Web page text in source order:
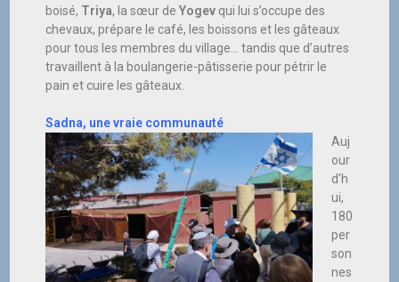
boisé, Triya, la sœur deYogev qui lui s’occupe des
chevaux, prépare le café, les boissons et les gâteaux
pour tous les membres du village… tandis que d’autres
travaillent à la boulangerie-pâtisserie pour pétrir le
pain et cuire les gâteaux.
Sadna, une vraie communauté
Auj
our
d’h
ui,
180
per
son
nes